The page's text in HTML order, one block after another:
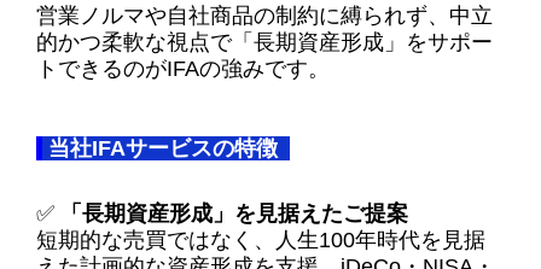
営業ノルマや自社商品の制約に縛られず、中立
的かつ柔軟な視点で「長期資産形成」をサポー
トできるのがIFAの強みです。
当社IFAサービスの特徴
✅
「長期資産形成」を見据えたご提案
短期的な売買ではなく、人生100年時代を見据